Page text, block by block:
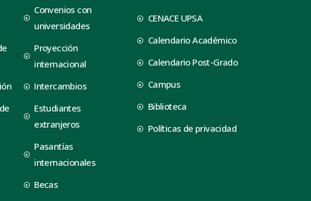
Convenios con
universidades
Proyección
internacional
Intercambios
Estudiantes
extranjeros
Pasantías
internacionales
Becas
CENACE UPSA
Calendario Académico
Calendario Post-Grado
Campus
Biblioteca
Políticas de privacidad